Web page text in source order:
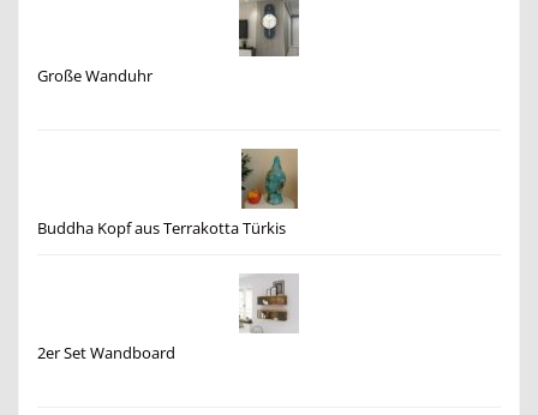
Große Wanduhr
Buddha Kopf aus Terrakotta Türkis
2er Set Wandboard